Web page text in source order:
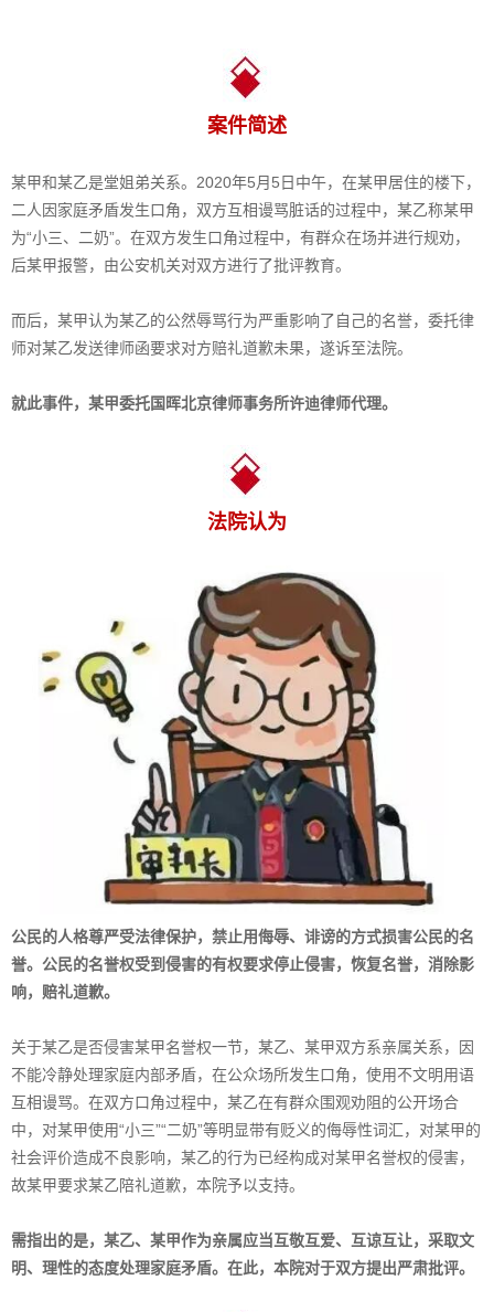
案件简述
某甲和某乙是堂姐弟关系。2020年5月5日中午，在某甲居住的楼下，
二人因家庭矛盾发生口角，双方互相谩骂脏话的过程中，某乙称某甲
为“小三、二奶”。在双方发生口角过程中，有群众在场并进行规劝，
后某甲报警，由公安机关对双方进行了批评教育。
而后，某甲认为某乙的公然辱骂行为严重影响了自己的名誉，委托律
师对某乙发送律师函要求对方赔礼道歉未果，遂诉至法院。
就此事件，某甲委托国晖北京律师事务所许迪律师代理。
法院认为
公民的人格尊严受法律保护，禁止用侮辱、诽谤的方式损害公民的名
誉。公民的名誉权受到侵害的有权要求停止侵害，恢复名誉，消除影
响，赔礼道歉。
关于某乙是否侵害某甲名誉权一节，某乙、某甲双方系亲属关系，因
不能冷静处理家庭内部矛盾，在公众场所发生口角，使用不文明用语
互相谩骂。在双方口角过程中，某乙在有群众围观劝阻的公开场合
中，对某甲使用“小三”“二奶”等明显带有贬义的侮辱性词汇，对某甲的
社会评价造成不良影响，某乙的行为已经构成对某甲名誉权的侵害，
故某甲要求某乙陪礼道歉，本院予以支持。
需指出的是，某乙、某甲作为亲属应当互敬互爱、互谅互让，采取文
明、理性的态度处理家庭矛盾。在此，本院对于双方提出严肃批评。